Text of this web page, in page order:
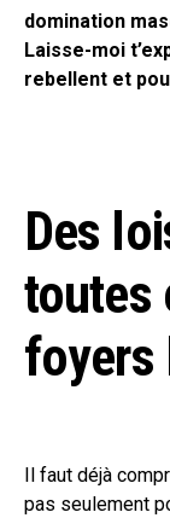
domination
Laisse-moi
rebellent et
Des
toutes
foyers
Il faut déjà
pas seulement